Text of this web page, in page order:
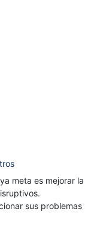
meta es mejorar la
sus problemas